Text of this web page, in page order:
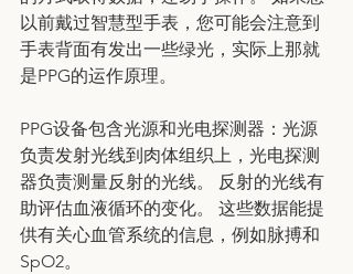
以前戴过智慧型手表，您可能会注意到
手表背面有发出一些绿光，实际上那就
是PPG的运作原理。
PPG设备包含光源和光电探测器：光源
负责发射光线到肉体组织上，光电探测
器负责测量反射的光线。 反射的光线有
助评估血液循环的变化。 这些数据能提
供有关心血管系统的信息，例如脉搏和
SpO2。